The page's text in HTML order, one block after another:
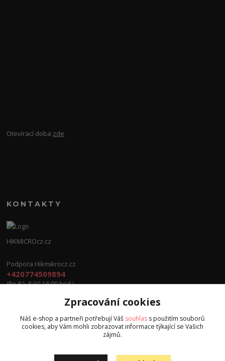
Otevírací doba zde
KONTAKTY
HIKMICROcz.cz
Podpora Hikmikrocz.cz
+420774509894
(Po-Pá, 8:30-16:00 hod.)
info@hikmicrocz.cz
Zpracování cookies
Náš e-shop a partneři potřebují Váš souhlas s použitím souborů
cookies, aby Vám mohli zobrazovat informace týkající se Vašich
zájmů.